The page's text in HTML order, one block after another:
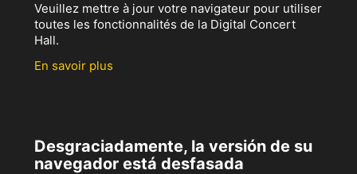
Veuillez mettre à jour votre navigateur pour utiliser
toutes les fonctionnalités de la Digital Concert
Hall.
En savoir plus
Desgraciadamente, la versión de su
navegador está desfasada